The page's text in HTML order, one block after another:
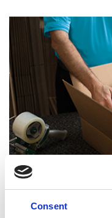
ConsentExperts